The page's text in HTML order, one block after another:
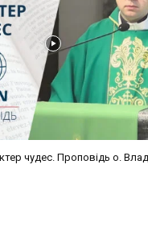
чудес. Проповідь о.